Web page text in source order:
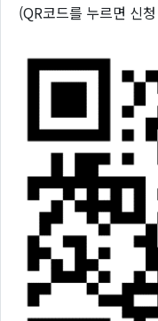
(QR코드를 누르면 신